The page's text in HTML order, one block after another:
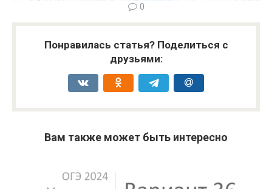
0
Понравилась статья? Поделиться с
друзьями:
Вам также может быть интересно